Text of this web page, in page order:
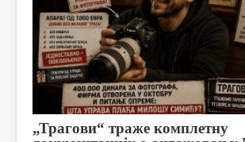
„Трагови“ траже комплетну